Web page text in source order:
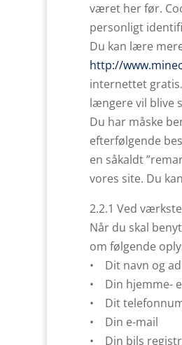
været her før.
personligt
Du kan lære
http://
internettet
længere vil blive
Du har måske
efterfølgende
en såkaldt
vores site. Du
2.2.1 Ved
Når du skal
om følgende
• Dit navn og
• Din hjemme-
• Dit
• Din e-mail
• Din bils